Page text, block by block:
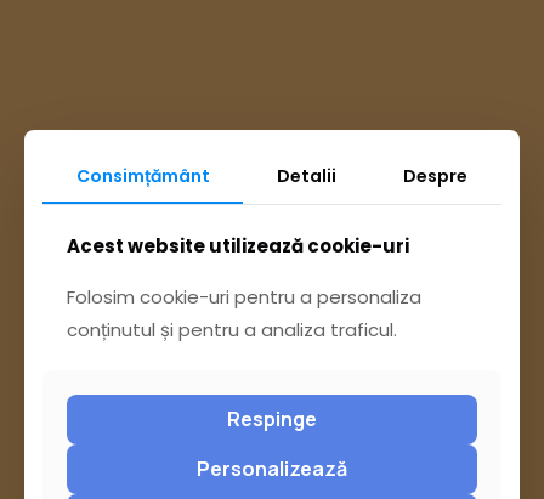
Ai întrebări? Accesează
sau trimite o sesizare pe Buzău City
Consimțământ Detalii Despre
Acest website utilizează cookie-uri
Folosim cookie-uri pentru a personaliza
conținutul și pentru a analiza traficul.
Respinge
Personalizează